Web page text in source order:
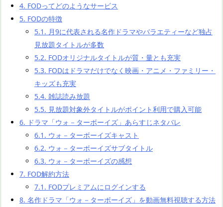
4. FODってどのようなサービス
5. FODの特徴
5.1. 月9に代表される名作ドラマやバラエティーなど独占
見放題タイトルが多数
5.2. FODオリジナルタイトルが質・量とも充実
5.3. FODはドラマだけでなく映画・アニメ・ファミリー・
キッズも充実
5.4. 雑誌読み放題
5.5. 見放題対象外タイトルがポイント利用で購入可能
6. ドラマ「ウォ－ターボーイズ」あらすじネタバレ
6.1. ウォ－ターボーイズキャスト
6.2. ウォ－ターボーイズサブタイトル
6.3. ウォ－ターボーイズの感想
7. FOD解約方法
7.1. FODプレミアムにログインする
8. 名作ドラマ「ウォ－ターボーイズ」を動画無料視聴する方法